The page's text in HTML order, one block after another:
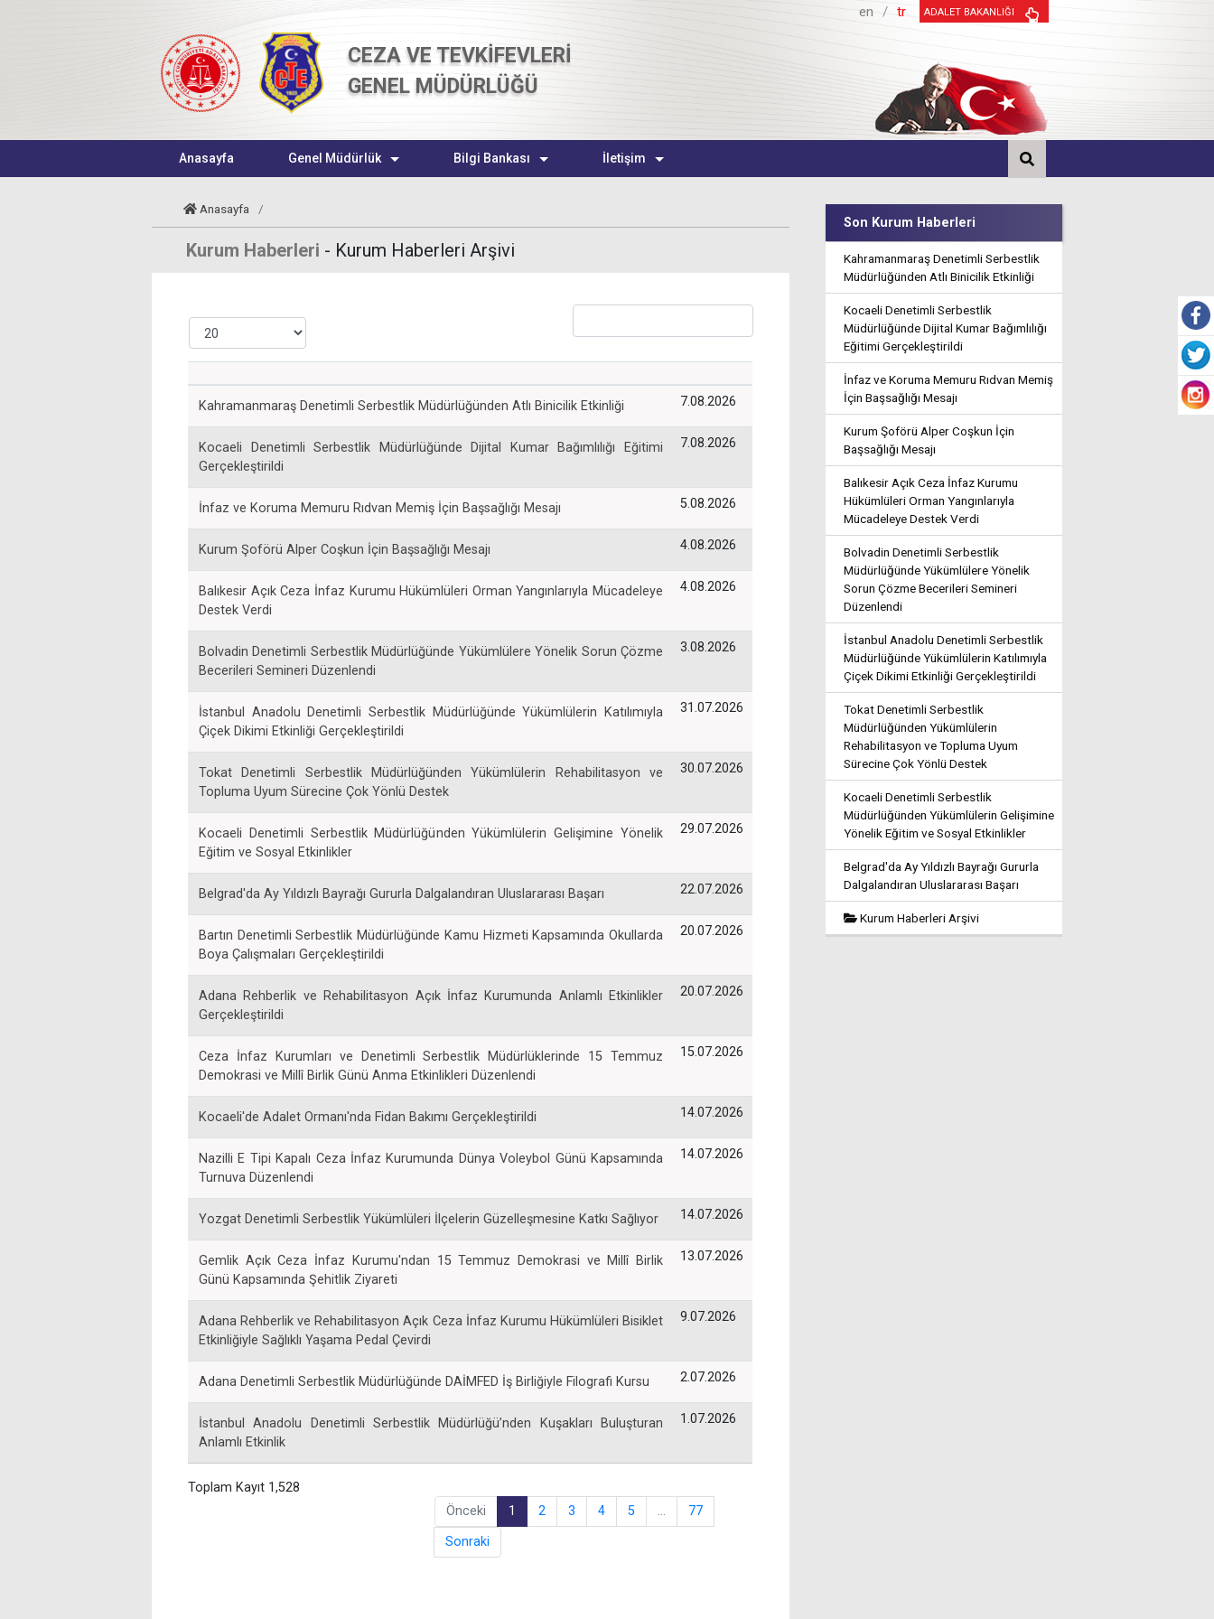
CEZA VE TEVKİFEVLERİ
GENEL MÜDÜRLÜĞÜ
en / tr ADALET BAKANLIĞI
Anasayfa Genel Müdürlük Bilgi Bankası İletişim
Anasayfa /
Kurum Haberleri - Kurum Haberleri Arşivi
Kahramanmaraş Denetimli Serbestlik Müdürlüğünden Atlı Binicilik Etkinliği 7.08.2026
Kocaeli Denetimli Serbestlik Müdürlüğünde Dijital Kumar Bağımlılığı Eğitimi
Gerçekleştirildi
7.08.2026
İnfaz ve Koruma Memuru Rıdvan Memiş İçin Başsağlığı Mesajı 5.08.2026
Kurum Şoförü Alper Coşkun İçin Başsağlığı Mesajı 4.08.2026
Balıkesir Açık Ceza İnfaz Kurumu Hükümlüleri Orman Yangınlarıyla Mücadeleye
Destek Verdi
4.08.2026
Bolvadin Denetimli Serbestlik Müdürlüğünde Yükümlülere Yönelik Sorun Çözme
Becerileri Semineri Düzenlendi
3.08.2026
İstanbul Anadolu Denetimli Serbestlik Müdürlüğünde Yükümlülerin Katılımıyla
Çiçek Dikimi Etkinliği Gerçekleştirildi
31.07.2026
Tokat Denetimli Serbestlik Müdürlüğünden Yükümlülerin Rehabilitasyon ve
Topluma Uyum Sürecine Çok Yönlü Destek
30.07.2026
Kocaeli Denetimli Serbestlik Müdürlüğünden Yükümlülerin Gelişimine Yönelik
Eğitim ve Sosyal Etkinlikler
29.07.2026
Belgrad'da Ay Yıldızlı Bayrağı Gururla Dalgalandıran Uluslararası Başarı 22.07.2026
Bartın Denetimli Serbestlik Müdürlüğünde Kamu Hizmeti Kapsamında Okullarda
Boya Çalışmaları Gerçekleştirildi
20.07.2026
Adana Rehberlik ve Rehabilitasyon Açık İnfaz Kurumunda Anlamlı Etkinlikler
Gerçekleştirildi
20.07.2026
Ceza İnfaz Kurumları ve Denetimli Serbestlik Müdürlüklerinde 15 Temmuz
Demokrasi ve Millî Birlik Günü Anma Etkinlikleri Düzenlendi
15.07.2026
Kocaeli'de Adalet Ormanı'nda Fidan Bakımı Gerçekleştirildi 14.07.2026
Nazilli E Tipi Kapalı Ceza İnfaz Kurumunda Dünya Voleybol Günü Kapsamında
Turnuva Düzenlendi
14.07.2026
Yozgat Denetimli Serbestlik Yükümlüleri İlçelerin Güzelleşmesine Katkı Sağlıyor 14.07.2026
Gemlik Açık Ceza İnfaz Kurumu'ndan 15 Temmuz Demokrasi ve Millî Birlik
Günü Kapsamında Şehitlik Ziyareti
13.07.2026
Adana Rehberlik ve Rehabilitasyon Açık Ceza İnfaz Kurumu Hükümlüleri Bisiklet
Etkinliğiyle Sağlıklı Yaşama Pedal Çevirdi
9.07.2026
Adana Denetimli Serbestlik Müdürlüğünde DAİMFED İş Birliğiyle Filografi Kursu 2.07.2026
İstanbul Anadolu Denetimli Serbestlik Müdürlüğü’nden Kuşakları Buluşturan
Anlamlı Etkinlik
1.07.2026
Toplam Kayıt 1,528
Önceki
1 2 3 4 5 …
77
Sonraki
Son Kurum Haberleri
Kahramanmaraş Denetimli Serbestlik
Müdürlüğünden Atlı Binicilik Etkinliği
Kocaeli Denetimli Serbestlik
Müdürlüğünde Dijital Kumar Bağımlılığı
Eğitimi Gerçekleştirildi
İnfaz ve Koruma Memuru Rıdvan Memiş
İçin Başsağlığı Mesajı
Kurum Şoförü Alper Coşkun İçin
Başsağlığı Mesajı
Balıkesir Açık Ceza İnfaz Kurumu
Hükümlüleri Orman Yangınlarıyla
Mücadeleye Destek Verdi
Bolvadin Denetimli Serbestlik
Müdürlüğünde Yükümlülere Yönelik
Sorun Çözme Becerileri Semineri
Düzenlendi
İstanbul Anadolu Denetimli Serbestlik
Müdürlüğünde Yükümlülerin Katılımıyla
Çiçek Dikimi Etkinliği Gerçekleştirildi
Tokat Denetimli Serbestlik
Müdürlüğünden Yükümlülerin
Rehabilitasyon ve Topluma Uyum
Sürecine Çok Yönlü Destek
Kocaeli Denetimli Serbestlik
Müdürlüğünden Yükümlülerin Gelişimine
Yönelik Eğitim ve Sosyal Etkinlikler
Belgrad'da Ay Yıldızlı Bayrağı Gururla
Dalgalandıran Uluslararası Başarı
Kurum Haberleri Arşivi